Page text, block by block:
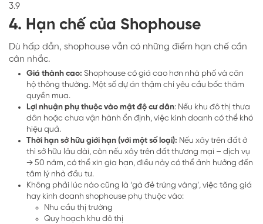
3.9
4. Hạn chế của Shophouse
Dù hấp dẫn, shophouse vẫn có những điểm hạn chế cần
cân nhắc.
Giá thành cao: Shophouse có giá cao hơn nhà phố và căn
hộ thông thường. Một số dự án thậm chí yêu cầu bốc thăm
quyền mua.
Lợi nhuận phụ thuộc vào mật độ cư dân: Nếu khu đô thị thưa
dân hoặc chưa vận hành ổn định, việc kinh doanh có thể khó
hiệu quả.
Thời hạn sở hữu giới hạn (với một số loại): Nếu xây trên đất ở
thì sở hữu lâu dài, còn nếu xây trên đất thương mại – dịch vụ
→ 50 năm, có thể xin gia hạn, điều này có thể ảnh hưởng đến
tâm lý nhà đầu tư.
Không phải lúc nào cũng là ‘gà đẻ trứng vàng’, việc tăng giá
hay kinh doanh shophouse phụ thuộc vào:
Nhu cầu thị trường
Quy hoạch khu đô thị